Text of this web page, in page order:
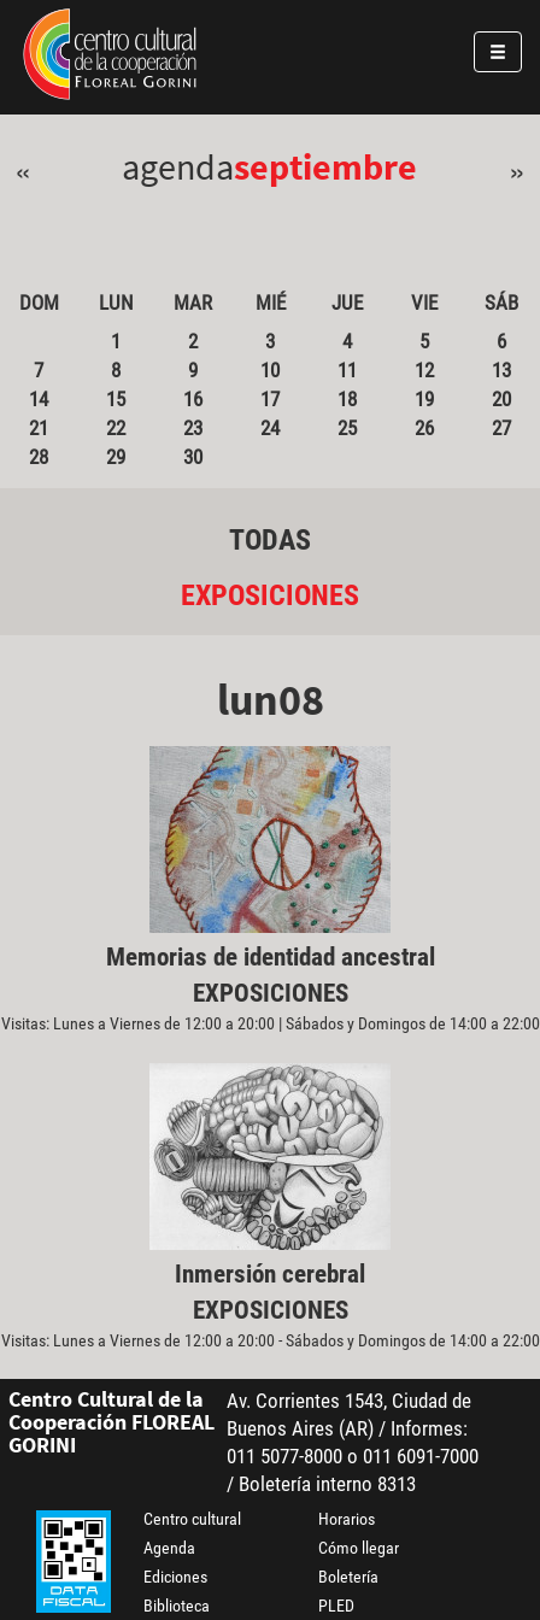
Pasar al contenido principal
Jump to main content
« agendaseptiembre »
DOM LUN MAR MIÉ JUE VIE
SÁB
1
2 3 4 5
6
7
8 9 10 11 12
13
14
15 16 17 18 19
20
21
22 23 24 25 26
27
28
29 30
TODAS
EXPOSICIONES
lun08
Memorias de identidad ancestral
EXPOSICIONES
Visitas: Lunes a Viernes de 12:00 a 20:00 | Sábados y Domingos de 14:00 a 22:00
Inmersión cerebral
EXPOSICIONES
Visitas: Lunes a Viernes de 12:00 a 20:00 - Sábados y Domingos de 14:00 a 22:00
Centro Cultural de la
Cooperación FLOREAL
GORINI
Av. Corrientes 1543, Ciudad de
Buenos Aires (AR) / Informes:
011 5077-8000 o 011 6091-7000
/ Boletería interno 8313
Centro cultural
Agenda
Ediciones
Biblioteca
Horarios
Cómo llegar
Boletería
PLED